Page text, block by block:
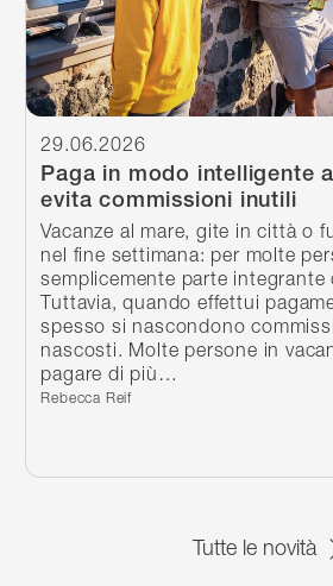
Paga in modo intelligente
evita commissioni inutili
29.06.2026
Vacanze al mare, gite in città o
nel fine settimana: per molte
semplicemente parte integrante
Tuttavia, quando effettui
spesso si nascondono
nascosti. Molte persone in
pagare di più…
Scritto da:
Rebecca Reif
Tutte le novità